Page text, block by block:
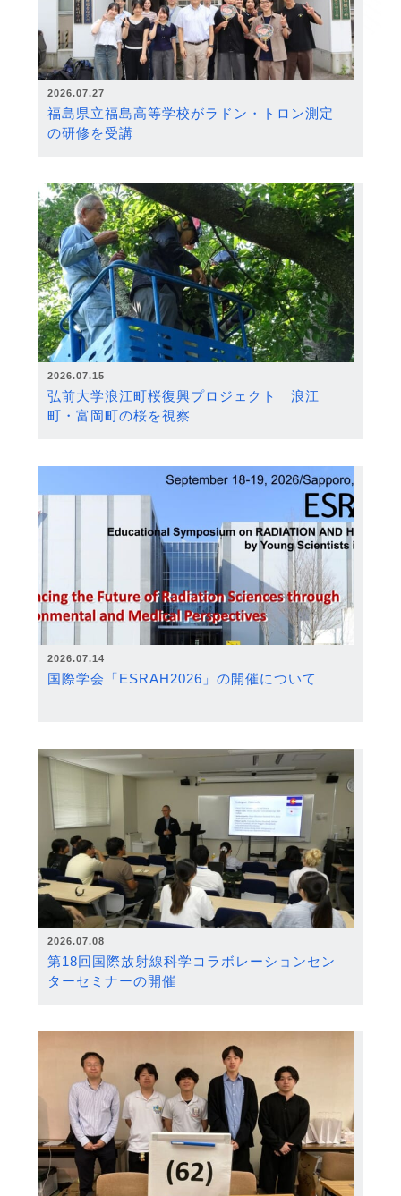
2026.07.27
福島県立福島高等学校がラドン・トロン測定
の研修を受講
2026.07.15
弘前大学浪江町桜復興プロジェクト 浪江
町・富岡町の桜を視察
2026.07.14
国際学会「ESRAH2026」の開催について
2026.07.08
第18回国際放射線科学コラボレーションセン
ターセミナーの開催